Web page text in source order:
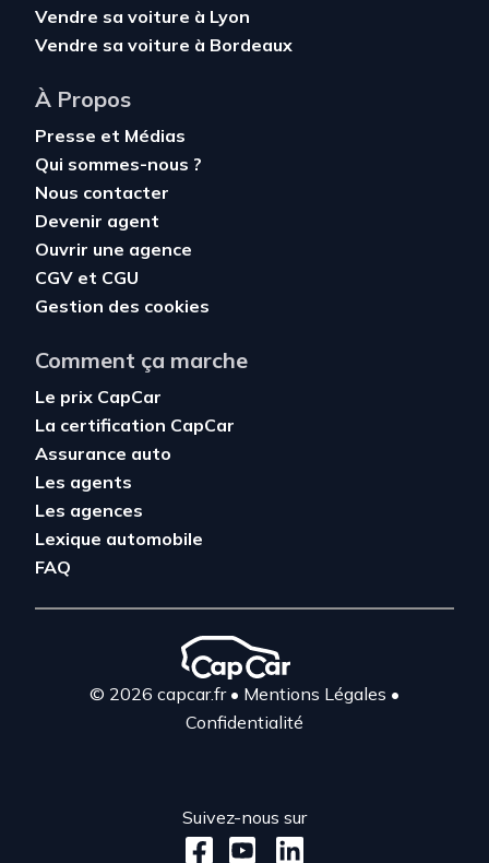
Vendre sa voiture à Lyon
Vendre sa voiture à Bordeaux
À Propos
Presse et Médias
Qui sommes-nous ?
Nous contacter
Devenir agent
Ouvrir une agence
CGV et CGU
Gestion des cookies
Comment ça marche
Le prix CapCar
La certification CapCar
Assurance auto
Les agents
Les agences
Lexique automobile
FAQ
© 2026 capcar.fr• Mentions Légales •
Confidentialité
Suivez-nous sur